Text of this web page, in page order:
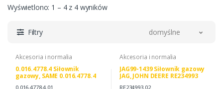
Wyświetlono: 1 – 4 z 4 wyników
Filtry domyślne
Akcesoria i normalia
0.016.4778.4 Siłownik
gazowy, SAME 0.016.4778.4
0.016.4778.4.01
Akcesoria i normalia
JAG99-1439 Siłownik gazowy
JAG, JOHN DEERE RE234993
RE234993.02